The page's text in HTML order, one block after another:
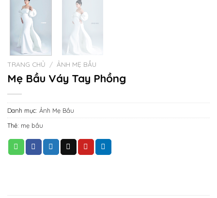
TRANG CHỦ / ẢNH MẸ BẦU
Mẹ Bầu Váy Tay Phồng
Danh mục: Ảnh Mẹ Bầu
Thẻ: mẹ bầu